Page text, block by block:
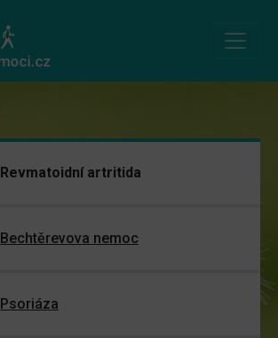
Revmatoidní artritida
Bechtěrevova nemoc
Psoriáza